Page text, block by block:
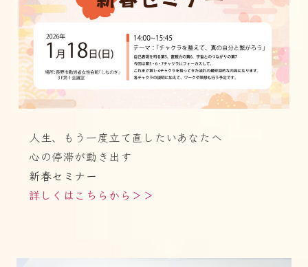
人生、もう一度立て直したいあなたへ
心の停滞が動き出す
新春セミナー
詳しくはこちらから ＞＞